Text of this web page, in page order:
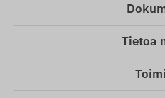
Tietoa